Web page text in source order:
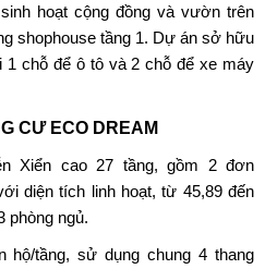
hoạt cộng đồng và vườn trên
shophouse tầng 1. Dự án sở hữu
1 chỗ để ô tô và 2 chỗ để xe máy
CƯ ECO DREAM
Xiển cao 27 tầng, gồm 2 đơn
diện tích linh hoạt, từ 45,89 đến
phòng ngủ.
hộ/tầng, sử dụng chung 4 thang